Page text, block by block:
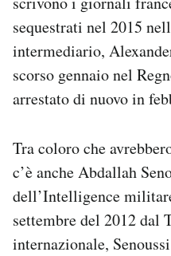
sequestrati nel 2015
intermediario,
scorso gennaio nel
arrestato di nuovo in
Tra coloro che
c’è anche Abdallah
dell’Intelligence
settembre del 2012 dal
internazionale,